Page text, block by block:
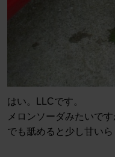
はい。LLCです。
メロンソーダみたいで
でも舐めると少し甘い